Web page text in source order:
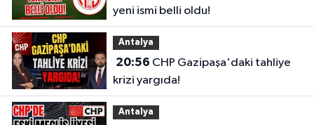
yeni ismi belli oldu!
Antalya
20:56
krizi yargıda!
Antalya